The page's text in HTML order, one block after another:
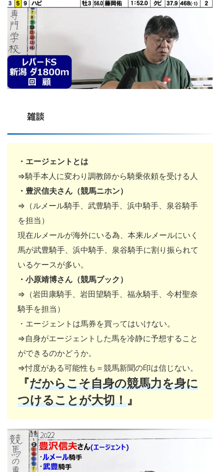
雑談
・エージェントとは
⇒騎手本人に変わり調教師から騎乗依頼を受ける人
・豊沢信夫さん（競馬ニホン）
⇒（ルメール騎手、武豊騎手、浜中騎手、泉谷騎手
を担当）
現在ルメールが海外にいる為、本来ルメールにいく
馬が武豊騎手、浜中騎手、泉谷騎手に割り振られて
いるケースが多い。
・小原靖博さん（競馬ブック）
⇒（岩田康騎手、岩田望騎手、福永騎手、今村聖奈
騎手を担当）
・エージェントは馬券を買ってはいけない。
⇒自身がエージェントした馬を冷静に予想すること
ができるのかどうか。
⇒忖度がある可能性も＝競馬新聞の印は信じない。
『だからこそ自身の競馬力を身に
つけることが大切！』